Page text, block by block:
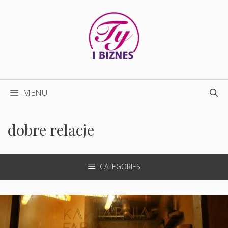
MENU
dobre relacje
CATEGORIES